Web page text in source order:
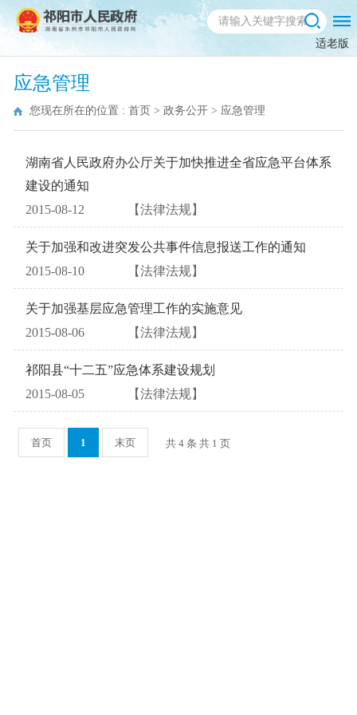
适老版
应急管理
您现在所在的位置 : 首页 > 政务公开 > 应急管理
湖南省人民政府办公厅关于加快推进全省应急平台体系
建设的通知
2015-08-12
【法律法规】
关于加强和改进突发公共事件信息报送工作的通知
2015-08-10
【法律法规】
关于加强基层应急管理工作的实施意见
2015-08-06
【法律法规】
祁阳县“十二五”应急体系建设规划
2015-08-05
【法律法规】
首页 1 末页 共 4 条 共 1 页